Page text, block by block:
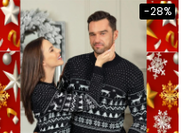
-28%